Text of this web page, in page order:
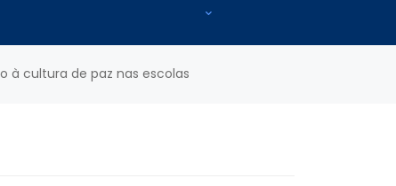
à cultura de paz nas escolas